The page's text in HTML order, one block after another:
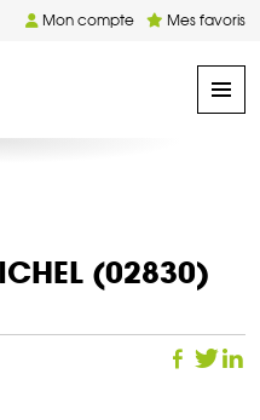
Mon compte Mes favoris
(02830)